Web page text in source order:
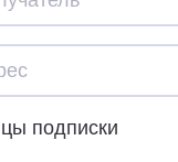
подписки